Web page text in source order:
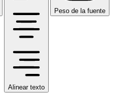
Alinear texto
Peso de la fuente